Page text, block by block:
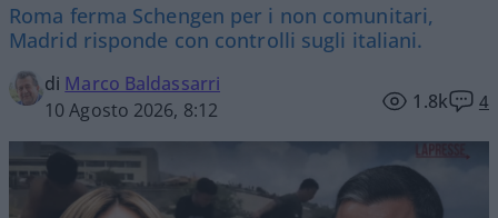
Roma ferma Schengen per i non comunitari,
Madrid risponde con controlli sugli italiani.
di Marco Baldassarri
10 Agosto 2026, 8:12
1.8k 4